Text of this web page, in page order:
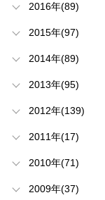
2016年(89)
2015年(97)
2014年(89)
2013年(95)
2012年(139)
2011年(17)
2010年(71)
2009年(37)